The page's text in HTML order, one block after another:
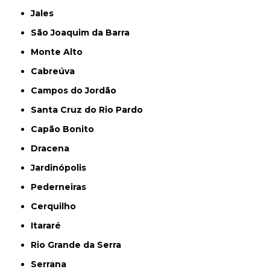
Jales
São Joaquim da Barra
Monte Alto
Cabreúva
Campos do Jordão
Santa Cruz do Rio Pardo
Capão Bonito
Dracena
Jardinópolis
Pederneiras
Cerquilho
Itararé
Rio Grande da Serra
Serrana